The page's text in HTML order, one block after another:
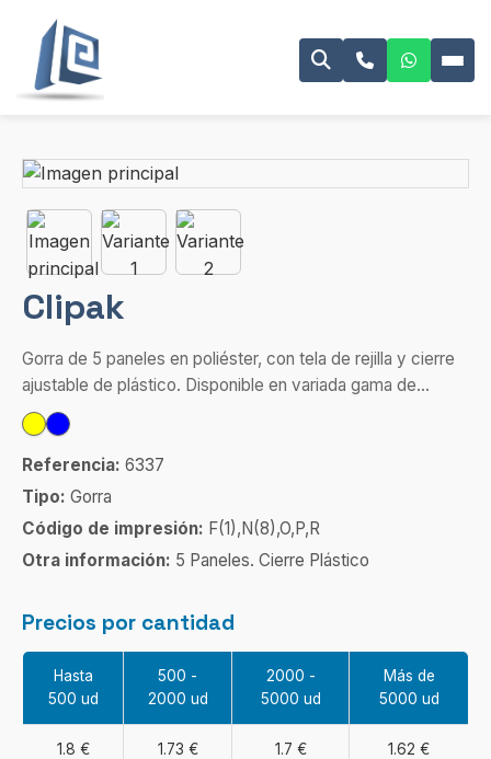
Clipak
Gorra de 5 paneles en poliéster, con tela de rejilla y cierre
ajustable de plástico. Disponible en variada gama de...
Referencia: 6337
Tipo: Gorra
Código de impresión: F(1),N(8),O,P,R
Otra información: 5 Paneles. Cierre Plástico
Precios por cantidad
Hasta
500 ud
500 -
2000 ud
2000 -
5000 ud
Más de
5000 ud
1.8 € 1.73 € 1.7 € 1.62 €